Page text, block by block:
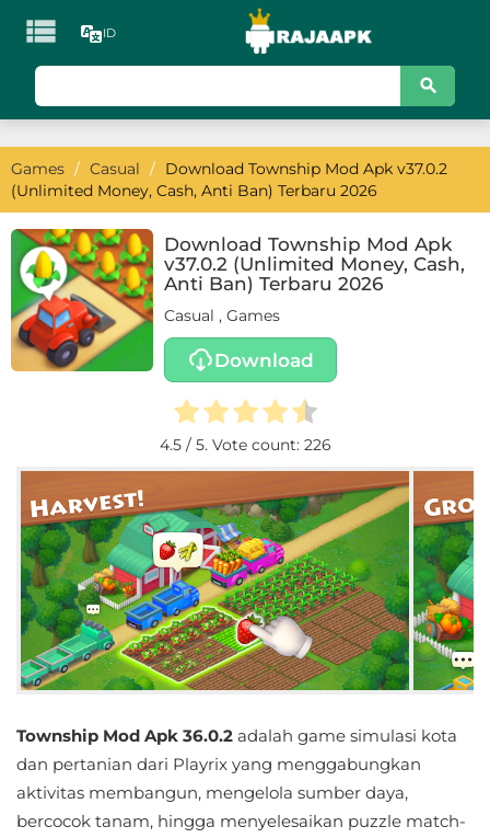
 ID
Games
Action
Arcade
Board
Card
Casual
Educational
First
Person
Horror
Music
Games / Casual / Download Township Mod Apk v37.0.2
(Unlimited Money, Cash, Anti Ban) Terbaru 2026
Download Township Mod Apk
v37.0.2 (Unlimited Money, Cash,
Anti Ban) Terbaru 2026
Casual , Games
Download
4.5/ 5. Vote count: 226
Township Mod Apk 36.0.2 adalah game simulasi kota
dan pertanian dari Playrix yang menggabungkan
aktivitas membangun, mengelola sumber daya,
bercocok tanam, hingga menyelesaikan puzzle match-